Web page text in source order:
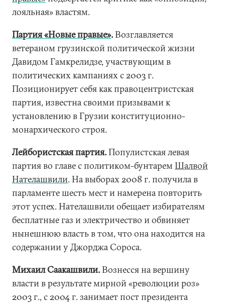
лояльная» властям.
Партия «Новые правые».Возглавляется
ветераном грузинской политической жизни
Давидом Гамкрелидзе, участвующим в
политических кампаниях с 2003 г.
Позиционирует себя как правоцентристская
партия, известна своими призывами к
установлению в Грузии конституционно-
монархического строя.
Лейбористская партия.Популистская левая
партия во главе с политиком-бунтарем Шалвой
Нателашвили. На выборах 2008 г. получила в
парламенте шесть мест и намерена повторить
этот успех. Нателашвили обещает избирателям
бесплатные газ и электричество и обвиняет
нынешнюю власть в том, что она находится на
содержании у Джорджа Сороса.
Михаил Саакашвили.Вознесся на вершину
власти в результате мирной «революции роз»
2003 г., с 2004 г. занимает пост президента